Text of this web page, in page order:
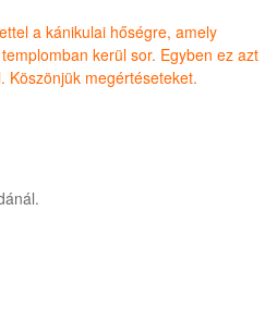
a kánikulai hőségre, amely
kerül sor. Egyben ez azt
Köszönjük megértéseteket.